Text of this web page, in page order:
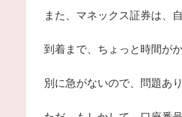
また、マネックス証券は、
到着まで、ちょっと時間が
別に急がないので、問題あ